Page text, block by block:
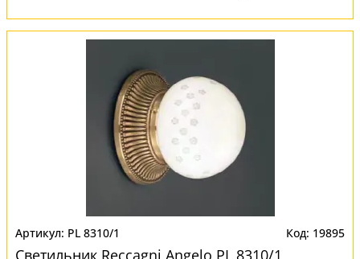
PL 8310/1 19895
Светильник Reccagni Angelo PL 8310/1